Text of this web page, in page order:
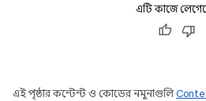
এটি কাজে
এই পৃষ্ঠার কন্টেন্ট ও কোডের নমুনাগুলি